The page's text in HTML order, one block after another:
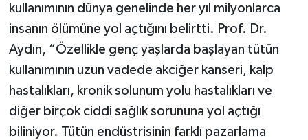
kullanımının dünya genelinde her yıl milyonlarca
insanın ölümüne yol açtığını belirtti. Prof. Dr.
Aydın, “Özellikle genç yaşlarda başlayan tütün
kullanımının uzun vadede akciğer kanseri, kalp
hastalıkları, kronik solunum yolu hastalıkları ve
diğer birçok ciddi sağlık sorununa yol açtığı
biliniyor. Tütün endüstrisinin farklı pazarlama